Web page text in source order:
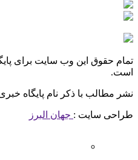
تمام حقوق این وب سایت برای
است.
نشر مطالب با ذکر نام پایگاه
طراحی سایت : جهان البرز